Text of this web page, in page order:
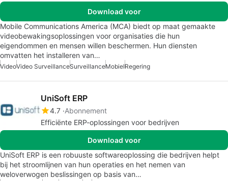
Download voor
Mobile Communications America (MCA) biedt op maat gemaakte
videobewakingsoplossingen voor organisaties die hun
eigendommen en mensen willen beschermen. Hun diensten
omvatten het installeren van…
VideoVideo SurveillanceSurveillanceMobielRegering
UniSoft ERP
4.7 Abonnement
Efficiënte ERP-oplossingen voor bedrijven
Download voor
UniSoft ERP is een robuuste softwareoplossing die bedrijven helpt
bij het stroomlijnen van hun operaties en het nemen van
weloverwogen beslissingen op basis van…